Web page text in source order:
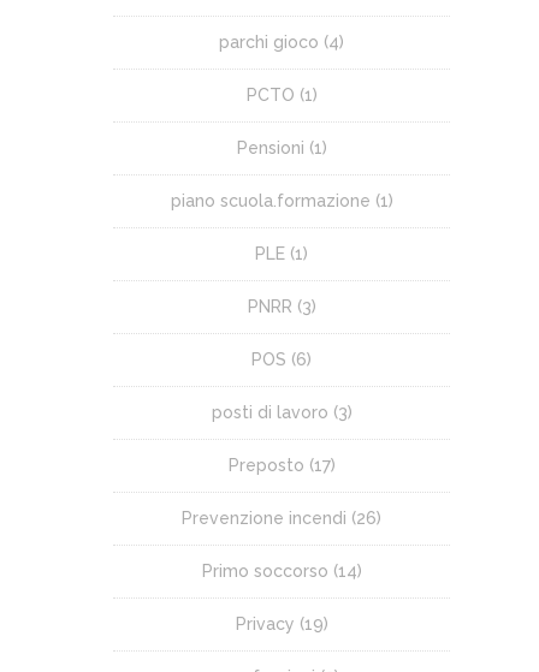
parchi gioco (4)
PCTO (1)
Pensioni (1)
piano scuola.formazione (1)
PLE (1)
PNRR (3)
POS (6)
posti di lavoro (3)
Preposto (17)
Prevenzione incendi (26)
Primo soccorso (14)
Privacy (19)